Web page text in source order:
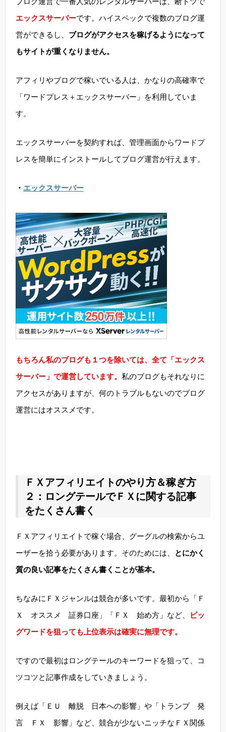
エックスサーバーです。ハイスペックで複数のブログ運
営ができるし、 ブログがアクセスを稼げるようになって
もサイトが重くなりません。
アフィリやブログで稼いでいる人は、かなりの高確率で
「ワードプレス＋エックスサーバー」を利用していま
す。
エックスサーバーを契約すれば、管理画面からワードプ
レスを簡単にインストールしてブログ運営が行えます。
・ エックスサーバー
もちろん私のブログも１つを除いては、全て「エックス
サーバー」で運営しています。 私のブログもそれなりに
アクセスがありますが、何のトラブルもないのでブログ
運営にはオススメです。
ＦＸアフィリエイトのやり方＆稼ぎ方
２：ロングテールでＦＸに関する記事
をたくさん書く
ＦＸアフィリエイトで稼ぐ場合、グーグルの検索からユ
ーザーを拾う必要があります。そのためには、
とにかく
質の良い記事をたくさん書くことが基本。
ちなみにＦＸジャンルは競合が多いです。最初から「Ｆ
Ｘ オススメ 証券口座」「ＦＸ 始め方」など、
ビッ
グワードを狙っても上位表示は確実に無理です。
ですので最初はロングテールのキーワードを狙って、コ
ツコツと記事作成をしていきましょう。
例えば「ＥＵ 離脱 日本への影響」や「トランプ 発
言 ＦＸ 影響」など、競合が少ないニッチなＦＸ関係